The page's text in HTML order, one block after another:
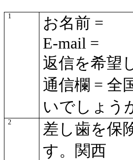
1
お名前 =
E-mail =
返信を希望
通信欄 = 全
いでしょう
2
差し歯を保
す。関西